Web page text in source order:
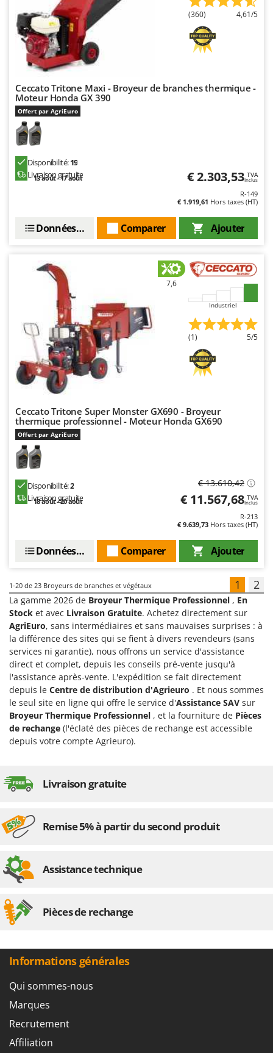
(360) 4,61/5
Ceccato Tritone Maxi - Broyeur de branches thermique -
Moteur Honda GX 390
Offert par AgriEuro
Disponibilité:19
Livraison gratuite
13 août - 17 août € 2.303,53 TVA
Inclus
R-149
€ 1.919,61 Hors taxes (HT)
Ajouter
Comparer
Données techniques
7,6
Industriel
(1) 5/5
Ceccato Tritone Super Monster GX690 - Broyeur
thermique professionnel - Moteur Honda GX690
Offert par AgriEuro
Disponibilité:2
Livraison gratuite
18 août - 20 août
€ 13.610,42
€ 11.567,68 TVA
Inclus
R-213
€ 9.639,73 Hors taxes (HT)
Ajouter
Comparer
Données techniques
1-20 de 23 Broyeurs de branches et végétaux 1 2
La gamme 2026 de Broyeur Thermique Professionnel , En
Stock et avec Livraison Gratuite. Achetez directement sur
AgriEuro, sans intermédiaires et sans mauvaises surprises : à
la différence des sites qui se fient à divers revendeurs (sans
services ni garantie), nous offrons un service d'assistance
direct et complet, depuis les conseils pré-vente jusqu'à
l'assistance après-vente. L'expédition se fait directement
depuis le Centre de distribution d'Agrieuro . Et nous sommes
le seul site en ligne qui offre le service d'Assistance SAV sur
Broyeur Thermique Professionnel , et la fourniture de Pièces
de rechange (l'éclaté des pièces de rechange est accessible
depuis votre compte Agrieuro).
Livraison gratuite
Remise 5% à partir du second produit
Assistance technique
Pièces de rechange
Informations générales
Qui sommes-nous
Marques
Recrutement
Affiliation